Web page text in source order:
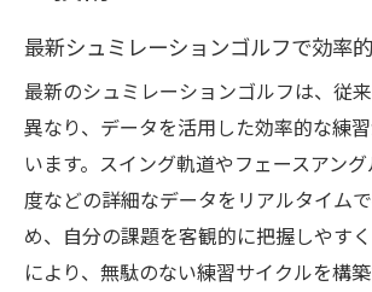
最新シュミレーションゴルフで効率
最新のシュミレーションゴルフは、従
異なり、データを活用した効率的な練
います。スイング軌道やフェースアン
度などの詳細なデータをリアルタイム
め、自分の課題を客観的に把握しやす
により、無駄のない練習サイクルを構